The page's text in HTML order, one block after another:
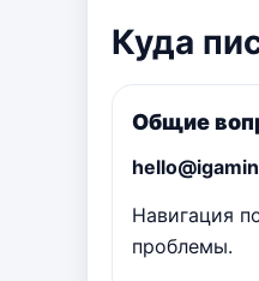
Куда
Общие
Навигация
проблемы.